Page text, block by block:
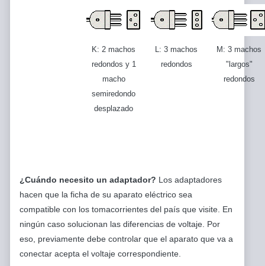
K: 2 machos
redondos y 1
macho
semiredondo
desplazado
L: 3 machos
redondos
M: 3 machos
"largos"
redondos
¿Cuándo necesito un adaptador? Los adaptadores
hacen que la ficha de su aparato eléctrico sea
compatible con los tomacorrientes del país que visite. En
ningún caso solucionan las diferencias de voltaje. Por
eso, previamente debe controlar que el aparato que va a
conectar acepta el voltaje correspondiente.